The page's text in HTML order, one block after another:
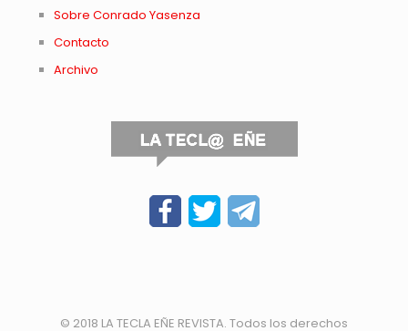
Sobre Conrado Yasenza
Contacto
Archivo
© 2018 LA TECLA EÑE REVISTA. Todos los derechos